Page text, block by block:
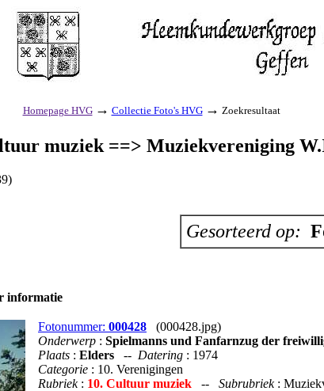
Homepage HVG → Collectie Foto's HVG → Zoekresultaat
muziek ==> Muziekvereniging
Gesorteerd op:
informatie
Fotonummer: 000428 (000428.jpg)
Onderwerp : Spielmanns und Fanfarnzug der
Plaats : Elders -- Datering : 1974
Categorie : 10. Verenigingen
Rubriek : 10. Cultuur muziek -- Subrubriek :